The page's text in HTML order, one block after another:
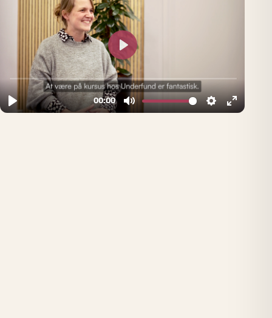
Vi forældre fik også en række gode redskaber, som vi kan
bruge fremadrettet, og vi lærte meget omkring vores dreng.
I den periode vi gik hos Anna voksede vores dreng, og han er
blevet meget bedre til at sætte ord på sine følelser, og hvis
der er noget der fylder for ham.